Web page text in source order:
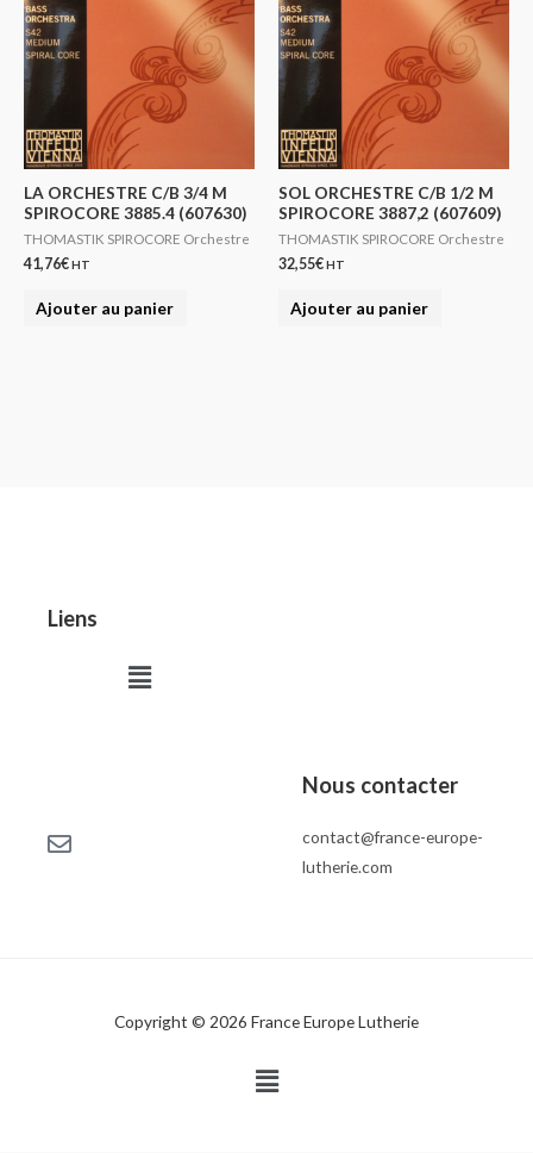
LA ORCHESTRE C/B 3/4 M
SPIROCORE 3885.4 (607630)
THOMASTIK SPIROCORE Orchestre
41,76€HT
Ajouter au panier
SOL ORCHESTRE C/B 1/2 M
SPIROCORE 3887,2 (607609)
THOMASTIK SPIROCORE Orchestre
32,55€HT
Ajouter au panier
Liens
Menu
Nous contacter
contact@france-europe-
lutherie.com
Copyright © 2026 France Europe Lutherie
Menu